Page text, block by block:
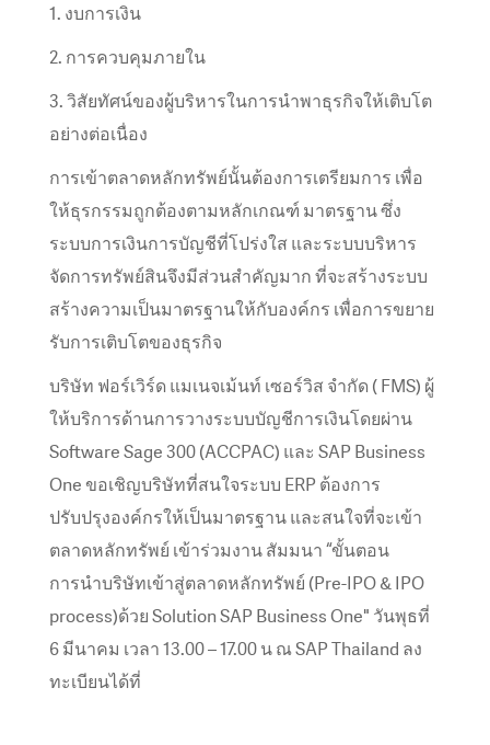
1. งบการเงิน
2. การควบคุมภายใน
3. วิสัยทัศน์ของผู้บริหารในการนำพาธุรกิจให้เติบโต
อย่างต่อเนื่อง
การเข้าตลาดหลักทรัพย์นั้นต้องการเตรียมการ เพื่อ
ให้ธุรกรรมถูกต้องตามหลักเกณฑ์ มาตรฐาน ซึ่ง
ระบบการเงินการบัญชีที่โปร่งใส และระบบบริหาร
จัดการทรัพย์สินจึงมีส่วนสำคัญมาก ที่จะสร้างระบบ
สร้างความเป็นมาตรฐานให้กับองค์กร เพื่อการขยาย
รับการเติบโตของธุรกิจ
บริษัท ฟอร์เวิร์ด แมเนจเม้นท์ เซอร์วิส จำกัด ( FMS) ผู้
ให้บริการด้านการวางระบบบัญชีการเงินโดยผ่าน
Software Sage 300 (ACCPAC) และ SAP Business
One ขอเชิญบริษัทที่สนใจระบบ ERP ต้องการ
ปรับปรุงองค์กรให้เป็นมาตรฐาน และสนใจที่จะเข้า
ตลาดหลักทรัพย์ เข้าร่วมงาน สัมมนา “ขั้นตอน
การนำบริษัทเข้าสู่ตลาดหลักทรัพย์ (Pre-IPO & IPO
process)ด้วย Solution SAP Business One" วันพุธที่
6 มีนาคม เวลา 13.00 – 17.00 น ณ SAP Thailand ลง
ทะเบียนได้ที่